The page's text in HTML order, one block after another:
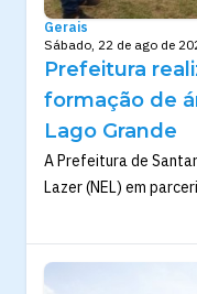
Gerais
Sábado, 22 de ago de
Prefeitura
formação de
Lago Grande
A Prefeitura de
Lazer (NEL) em